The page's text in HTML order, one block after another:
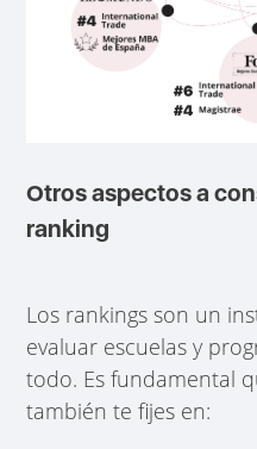
Otros aspectos a
ranking
Los rankings son un
evaluar escuelas y
todo. Es fundamental
también te fijes en: